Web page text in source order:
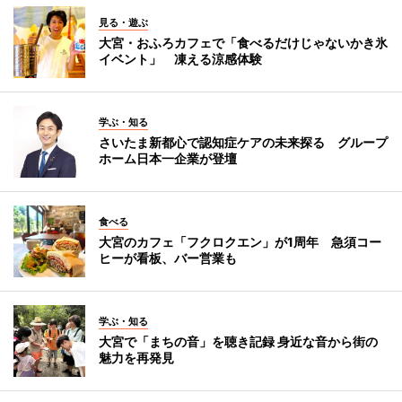
見る・遊ぶ
大宮・おふろカフェで「食べるだけじゃないかき氷
イベント」 凍える涼感体験
学ぶ・知る
さいたま新都心で認知症ケアの未来探る グループ
ホーム日本一企業が登壇
食べる
大宮のカフェ「フクロクエン」が1周年 急須コー
ヒーが看板、バー営業も
学ぶ・知る
大宮で「まちの音」を聴き記録 身近な音から街の
魅力を再発見